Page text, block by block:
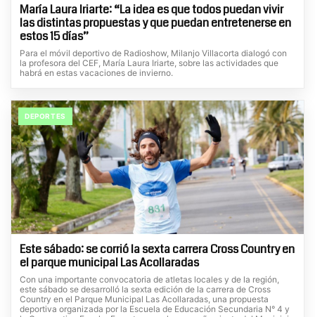
María Laura Iriarte: “La idea es que todos puedan vivir
las distintas propuestas y que puedan entretenerse en
estos 15 días”
Para el móvil deportivo de Radioshow, Milanjo Villacorta dialogó con
la profesora del CEF, María Laura Iriarte, sobre las actividades que
habrá en estas vacaciones de invierno.
DEPORTES
Este sábado: se corrió la sexta carrera Cross Country en
el parque municipal Las Acollaradas
Con una importante convocatoria de atletas locales y de la región,
este sábado se desarrolló la sexta edición de la carrera de Cross
Country en el Parque Municipal Las Acollaradas, una propuesta
deportiva organizada por la Escuela de Educación Secundaria N° 4 y